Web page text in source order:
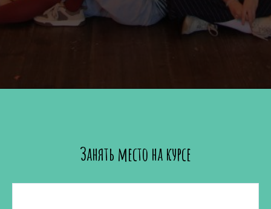
Занять место на курсе